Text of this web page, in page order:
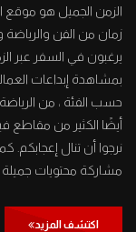
زمان من الفن والرياضة
يرغبون في السفر عبر
بمشاهدة إبداعات
حسب الفئة ، من الرياضة
نرجوا أن تنال إعجابكم.
مشاركة محتويات جميلة
اكتشف المزيد